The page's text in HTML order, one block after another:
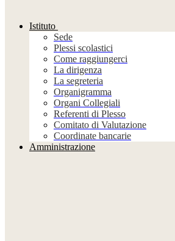
Istituto
Sede
Plessi scolastici
Come raggiungerci
La dirigenza
La segreteria
Organigramma
Organi Collegiali
Referenti di Plesso
Comitato di Valutazione
Coordinate bancarie
Amministrazione